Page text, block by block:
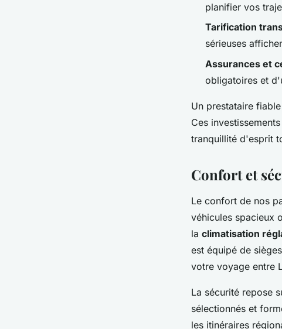
planifier vos
Tarification
sérieuses
Assurances et
obligatoires et
Un prestataire
Ces
tranquillité d'esprit
Confort et
Le confort de nos
véhicules spacieux
la climatisation
est équipé de
votre voyage entre
La sécurité repose
sélectionnés et
les itinéraires